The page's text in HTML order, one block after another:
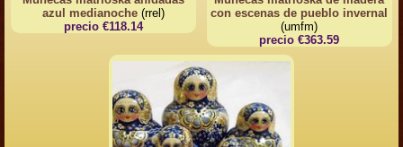
azul medianoche (rrel)
precio €118.14
con escenas de pueblo invernal
(umfm)
precio €363.59